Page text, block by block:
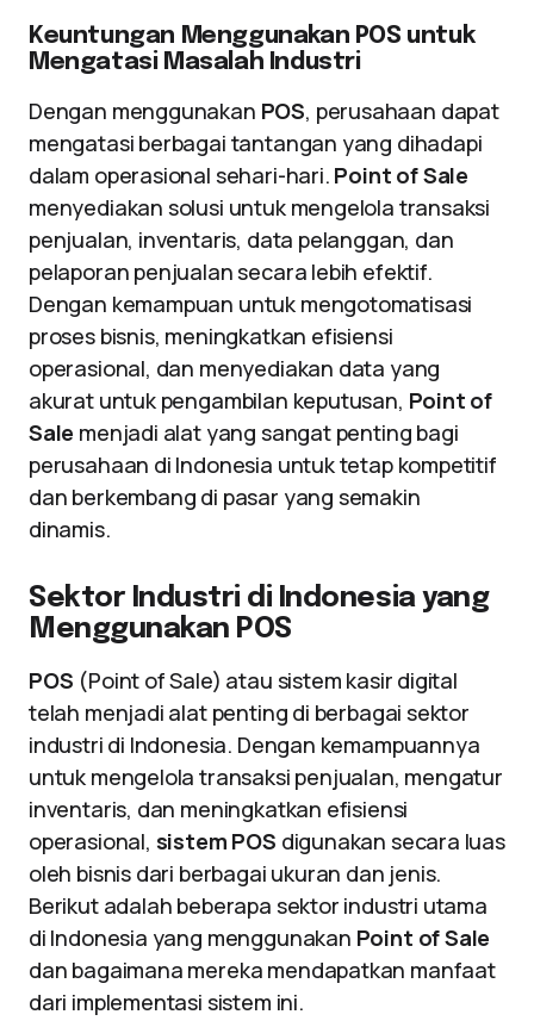
Keuntungan Menggunakan POS untuk
Mengatasi Masalah Industri
Dengan menggunakan POS, perusahaan dapat
mengatasi berbagai tantangan yang dihadapi
dalam operasional sehari-hari. Point of Sale
menyediakan solusi untuk mengelola transaksi
penjualan, inventaris, data pelanggan, dan
pelaporan penjualan secara lebih efektif.
Dengan kemampuan untuk mengotomatisasi
proses bisnis, meningkatkan efisiensi
operasional, dan menyediakan data yang
akurat untuk pengambilan keputusan, Point of
Sale menjadi alat yang sangat penting bagi
perusahaan di Indonesia untuk tetap kompetitif
dan berkembang di pasar yang semakin
dinamis.
Sektor Industri di Indonesia yang
Menggunakan POS
POS (Point of Sale) atau sistem kasir digital
telah menjadi alat penting di berbagai sektor
industri di Indonesia. Dengan kemampuannya
untuk mengelola transaksi penjualan, mengatur
inventaris, dan meningkatkan efisiensi
operasional, sistem POS digunakan secara luas
oleh bisnis dari berbagai ukuran dan jenis.
Berikut adalah beberapa sektor industri utama
di Indonesia yang menggunakan Point of Sale
dan bagaimana mereka mendapatkan manfaat
dari implementasi sistem ini.